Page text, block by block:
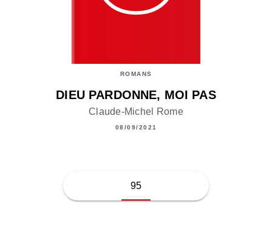
ROMANS
DIEU PARDONNE, MOI PAS
Claude-Michel Rome
08/09/2021
95